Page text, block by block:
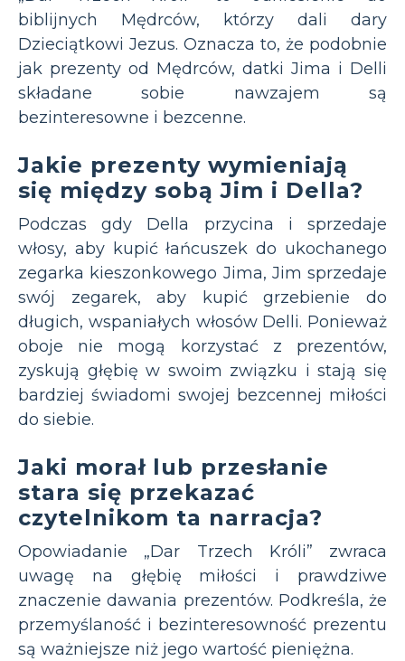
biblijnych Mędrców, którzy dali dary
Dzieciątkowi Jezus. Oznacza to, że podobnie
jak prezenty od Mędrców, datki Jima i Delli
składane sobie nawzajem są
bezinteresowne i bezcenne.
Jakie prezenty wymieniają
się między sobą Jim i Della?
Podczas gdy Della przycina i sprzedaje
włosy, aby kupić łańcuszek do ukochanego
zegarka kieszonkowego Jima, Jim sprzedaje
swój zegarek, aby kupić grzebienie do
długich, wspaniałych włosów Delli. Ponieważ
oboje nie mogą korzystać z prezentów,
zyskują głębię w swoim związku i stają się
bardziej świadomi swojej bezcennej miłości
do siebie.
Jaki morał lub przesłanie
stara się przekazać
czytelnikom ta narracja?
Opowiadanie „Dar Trzech Króli” zwraca
uwagę na głębię miłości i prawdziwe
znaczenie dawania prezentów. Podkreśla, że
przemyślaność i bezinteresowność prezentu
są ważniejsze niż jego wartość pieniężna.